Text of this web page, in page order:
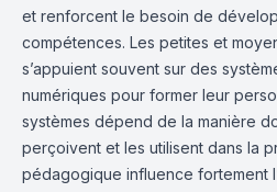
et renforcent le besoin de
compétences. Les petites et
s’appuient souvent sur des
numériques pour former leur
systèmes dépend de la manière
perçoivent et les utilisent dans la
pédagogique influence fortement